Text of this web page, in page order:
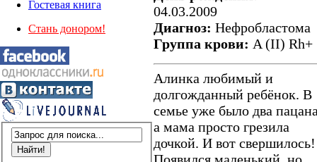
Гостевая книга
Стань донором!
04.03.2009
Диагноз: Нефробластома
Группа крови: A (II) Rh+
Алинка любимый и
долгожданный ребёнок. В
семье уже было два
а мама просто грезила
дочкой. И вот свершилось!